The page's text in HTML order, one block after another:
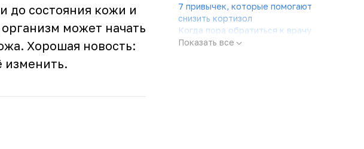
до состояния кожи и
может начать
Хорошая новость:
изменить.
7 привычек, которые помогают
снизить кортизол
Когда пора обратиться к врачу
Показать все